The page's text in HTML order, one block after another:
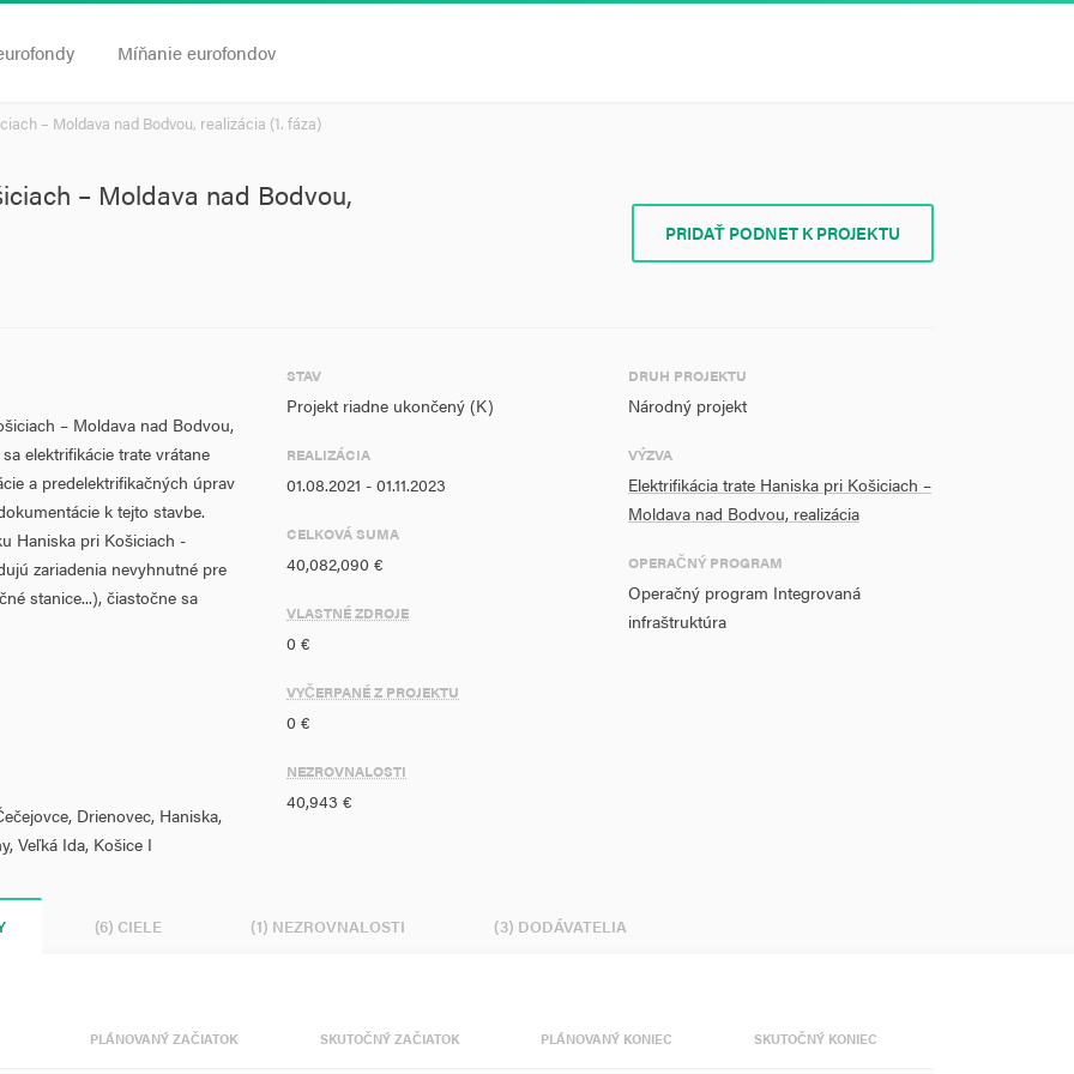
Míňanie eurofondov
– Moldava nad Bodvou, realizácia (1. fáza)
– Moldava nad Bodvou,
PRIDAŤ PODNET K PROJEKTU
– Moldava nad Bodvou,
elektrifikácie trate vrátane
a predelektrifikačných úprav
k tejto stavbe.
Haniska pri Košiciach -
zariadenia nevyhnutné pre
stanice...), čiastočne sa
(okrem stanice Haniska) s
dynamiky jazdy, lepšou
integrovaného
zaistenie interoperability
2009 Z. z. o dráhach a o
predpisov.
merateľných ukazovateľov:
Drienovec, Haniska,
Veľká Ida, Košice I
STAV
Projekt riadne ukončený (K)
REALIZÁCIA
01.08.2021 - 01.11.2023
CELKOVÁ SUMA
40,082,090 €
VLASTNÉ ZDROJE
0 €
VYČERPANÉ Z PROJEKTU
0 €
NEZROVNALOSTI
40,943 €
DRUH PROJEKTU
Národný projekt
VÝZVA
Elektrifikácia trate Haniska pri Košiciach –
Moldava nad Bodvou, realizácia
OPERAČNÝ PROGRAM
Operačný program Integrovaná
infraštruktúra
(6) CIELE (1) NEZROVNALOSTI (3) DODÁVATELIA
PLÁNOVANÝ ZAČIATOK SKUTOČNÝ ZAČIATOK PLÁNOVANÝ KONIEC SKUTOČNÝ KONIEC